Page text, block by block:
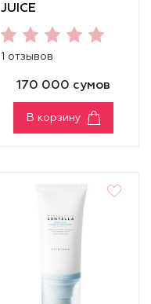
JUICE
MOISTURIZING
TONE-UP
SPF50+ PA++++
1 отзывов
170 000 сумов
В корзину